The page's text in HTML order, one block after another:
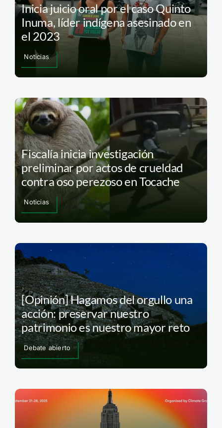
Inicia juicio oral por el caso Quinto
Inuma, líder indígena asesinado en
el 2023
Noticias
Fiscalía inicia investigación
preliminar por actos de crueldad
contra oso perezoso en Tocache
Noticias
[Opinión] Hagamos del orgullo una
acción: preservar nuestro
patrimonio es nuestro mayor reto
Debate abierto